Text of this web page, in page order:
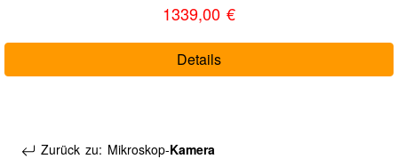
1339,00 €
Details
Zurück zu: Mikroskop-Kamera